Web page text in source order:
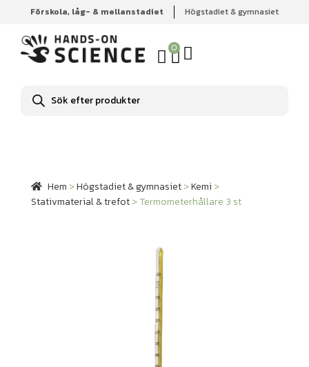
Förskola, låg- & mellanstadiet Högstadiet & gymnasiet
0
Produktsökning
Hem Högstadiet & gymnasiet Kemi
Stativmaterial &
trefot
Termometerhållare 3 st
Hem >Högstadiet & gymnasiet>Kemi >
Stativmaterial & trefot>Termometerhållare 3 st